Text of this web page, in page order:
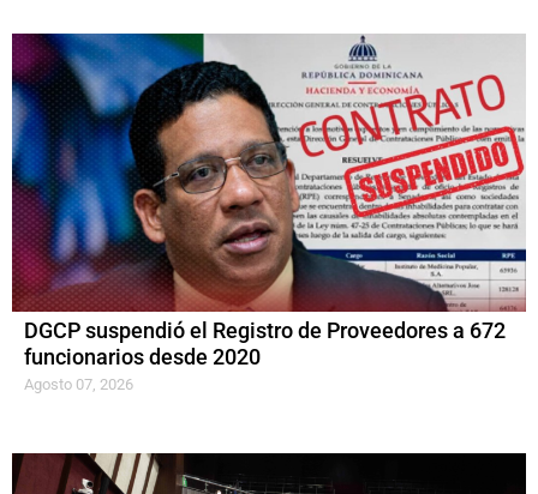
DGCP suspendió el Registro de Proveedores a 672
funcionarios desde 2020
Agosto 07, 2026